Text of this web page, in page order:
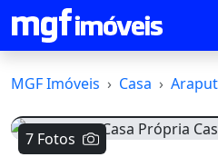
MGF Imóveis Casa
7 Fotos